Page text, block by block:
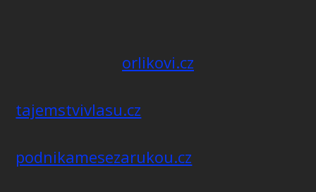
orlikovi.cz
tajemstvivlasu.cz
podnikamesezarukou.cz